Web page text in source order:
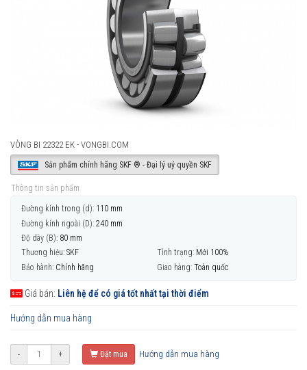
VÒNG BI 22322 EK - VONGBI.COM
Sản phẩm chính hãng SKF ® - Đại lý uỷ quyền SKF
Thông tin sản phẩm
Đường kính trong (d): 110 mm
Đường kính ngoài (D): 240 mm
Độ dày (B): 80 mm
Thương hiệu: SKF Tình trạng: Mới 100%
Bảo hành: Chính hãng Giao hàng: Toàn quốc
Giá bán: Liên hệ để có giá tốt nhất tại thời điểm
Hướng dẫn mua hàng
- + Đặt mua Hướng dẫn mua hàng